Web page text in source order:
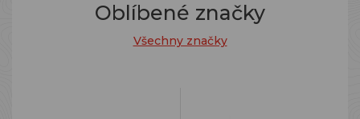
Oblíbené značky
Všechny značky